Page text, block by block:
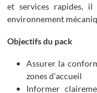
et services rapides,
environnement
Objectifs du pack
Assurer la
zones d’accueil
Informer